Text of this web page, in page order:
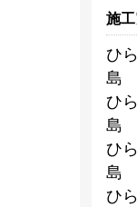
施
ひ
島
ひ
島
ひ
島
ひ